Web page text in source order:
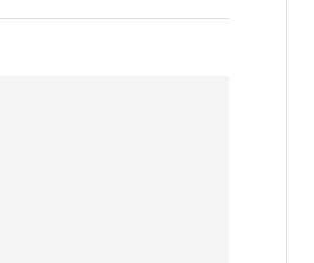
lors d’un
support carton
WR 250 F – 5PH –
250 F – CG 2004
américain 2007